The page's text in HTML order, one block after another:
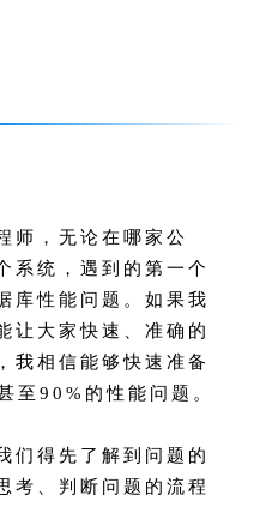
师，无论在哪家公
系统，遇到的第一个
库性能问题。如果我
让大家快速、准确的
我相信能够快速准备
至90%的性能问题。
们得先了解到问题的
考、判断问题的流程